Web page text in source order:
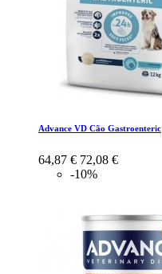
Advance VD Cão Gastroenteric
64,87 € 72,08 €
-10%